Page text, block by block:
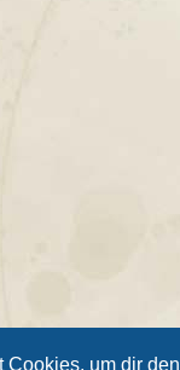
Cookies, um dir den